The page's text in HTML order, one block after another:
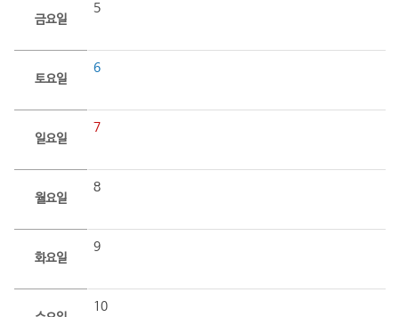
금요일
5
토요일
6
일요일
7
월요일
8
화요일
9
10